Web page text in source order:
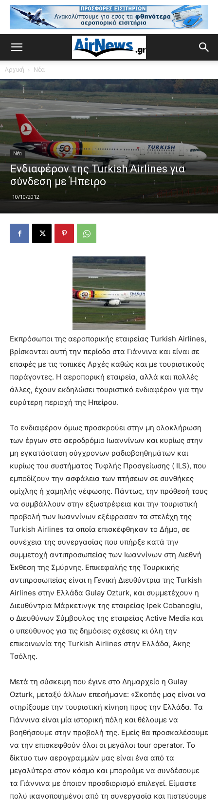
Αρχική Νέα
Νέα
Ενδιαφέρον της Turkish Airlines για
σύνδεση με Ήπειρο
10/10/2012
Εκπρόσωποι της αεροπορικής εταιρείας Turkish Airlines,
βρίσκονται αυτή την περίοδο στα Γιάννινα και είναι σε
επαφές με τις τοπικές Αρχές καθώς και με τουριστικούς
παράγοντες. Η αεροπορική εταιρεία, αλλά και πολλές
άλλες, έχουν εκδηλώσει τουριστικό ενδιαφέρον για την
ευρύτερη περιοχή της Ηπείρου.
Το ενδιαφέρον όμως προσκρούει στην μη ολοκλήρωση
των έργων στο αεροδρόμιο Ιωαννίνων και κυρίως στην
μη εγκατάσταση σύγχρονων ραδιοβοηθημάτων και
κυρίως του συστήματος Τυφλής Προσγείωσης ( ILS), που
εμποδίζουν την ασφάλεια των πτήσεων σε συνθήκες
ομίχλης ή χαμηλής νέφωσης. Πάντως, την πρόθεσή τους
να συμβάλλουν στην εξωστρέφεια και την τουριστική
προβολή των Ιωαννίνων εξέφρασαν τα στελέχη της
Turkish Αirlines τα οποία επισκέφθηκαν το Δήμο, σε
συνέχεια της συνεργασίας που υπήρξε κατά την
συμμετοχή αντιπροσωπείας των Ιωαννίνων στη Διεθνή
Έκθεση της Σμύρνης. Επικεφαλής της Τουρκικής
αντιπροσωπείας είναι η Γενική Διευθύντρια της Turkish
Αirlines στην Ελλάδα Gulay Ozturk, και συμμετέχουν η
Διευθύντρια Μάρκετινγκ της εταιρείας Ipek Cobanoglu,
o Διευθύνων Σύμβουλος της εταιρείας Active Media και
ο υπεύθυνος για τις δημόσιες σχέσεις κι όλη την
επικοινωνία της Turkish Αirlines στην Ελλάδα, Άκης
Τσόλης.
Μετά τη σύσκεψη που έγινε στο Δημαρχείο η Gulay
Ozturk, μεταξύ άλλων επεσήμανε: «Σκοπός μας είναι να
στηρίξουμε την τουριστική κίνηση προς την Ελλάδα. Τα
Γιάννινα είναι μία ιστορική πόλη και θέλουμε να
βοηθήσουμε στην προβολή της. Εμείς θα προσκαλέσουμε
να την επισκεφθούν όλοι οι μεγάλοι tour operator. Το
δίκτυο των αερογραμμών μας είναι ένα από τα
μεγαλύτερα στον κόσμο και μπορούμε να συνδέσουμε
τα Γιάννινα με όποιον προσδιορισμό επιλεγεί. Είμαστε
πολύ ικανοποιημένοι από τη συνεργασία και πιστεύουμε